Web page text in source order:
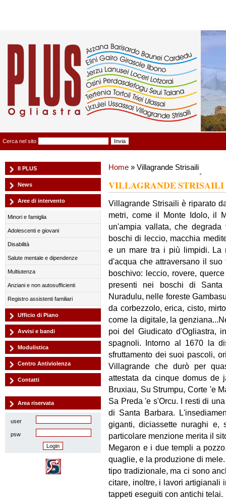
Cerca nel sito
Il PLUS
News
Aree di intervento
Minori e famiglia
Adolescenti e giovani
Disabilità
Salute mentale e dipendenze
Multiutenza
Anziani e non autosufficienti
Registro assistenti familiari
Ufficio di Piano
Avvisi e bandi
Modulistica
Centro Antiviolenza
Contatti
Area riservata
user
psw
Home » Villagrande Strisaili
VILLAGRANDE STRISAILI
Villagrande Strisaili è riparato
metri, come il Monte Idolo, il
un'ampia vallata, che
boschi di leccio, macchia
e un mare tra i più limpidi. La
d'acqua che attraversano il
boschivo: leccio, rovere,
presenti nei boschi di Santa
Nuradulu, nelle foreste
da corbezzolo, erica, cisto,
come la digitale, la
poi del Giudicato d'Ogliastra,
spagnoli. Intorno al 1670 la
sfruttamento dei suoi pascoli,
Villagrande che durò per
attestata da cinque domus de
Bruxiau, Su Strumpu, Corte 'e
Sa Preda 'e s'Orcu. I resti di
di Santa Barbara.
giganti, diciassette nuraghi e,
particolare menzione merita il
Megaron e i due templi a
quaglie, e la produzione di
tipo tradizionale, ma ci sono
citare, inoltre, i lavori artigianali
tappeti eseguiti con antichi telai.